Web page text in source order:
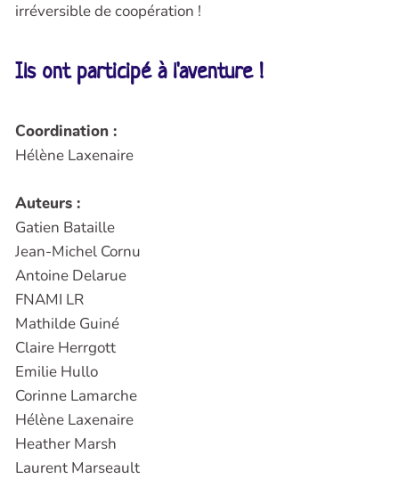
irréversible de coopération !
Ils ont participé à l'aventure !
Coordination :
Hélène Laxenaire
Auteurs :
Gatien Bataille
Jean-Michel Cornu
Antoine Delarue
FNAMI LR
Mathilde Guiné
Claire Herrgott
Emilie Hullo
Corinne Lamarche
Hélène Laxenaire
Heather Marsh
Laurent Marseault